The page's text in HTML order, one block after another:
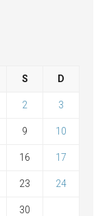
S D
2 3
9 10
16 17
23 24
30